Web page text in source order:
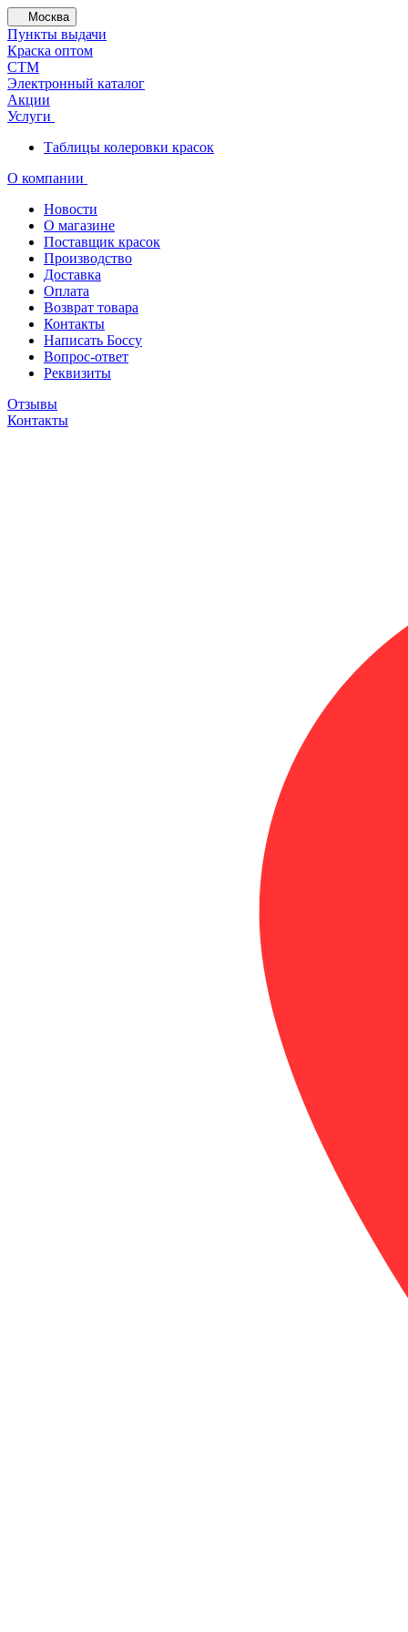
Москва
Пункты выдачи
Краска оптом
СТМ
Электронный каталог
Акции
Услуги
Таблицы колеровки красок
О компании
Новости
О магазине
Поставщик красок
Производство
Доставка
Оплата
Возврат товара
Контакты
Написать Боссу
Вопрос-ответ
Реквизиты
Отзывы
Контакты